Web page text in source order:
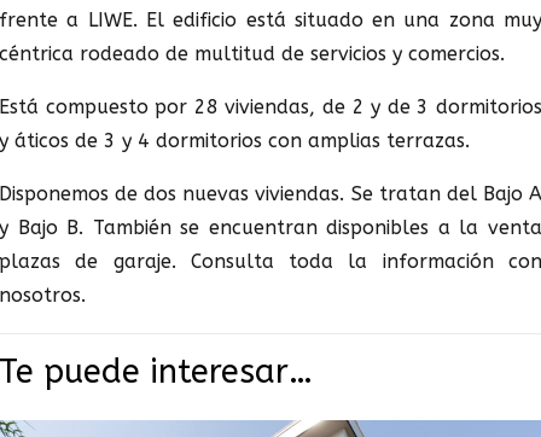
frente a LIWE. El edificio está situado en una zona muy
céntrica rodeado de multitud de servicios y comercios.
Está compuesto por 28 viviendas, de 2 y de 3 dormitorios
y áticos de 3 y 4 dormitorios con amplias terrazas.
Disponemos de dos nuevas viviendas. Se tratan del Bajo A
y Bajo B. También se encuentran disponibles a la venta
plazas de garaje. Consulta toda la información con
nosotros.
Te puede interesar…